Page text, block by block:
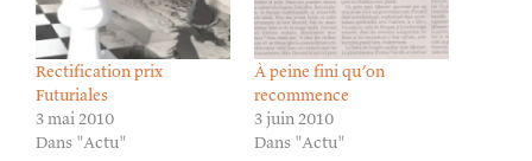
Rectification prix
Futuriales
3 mai 2010
Dans "Actu"
À peine fini qu’on
recommence
3 juin 2010
Dans "Actu"